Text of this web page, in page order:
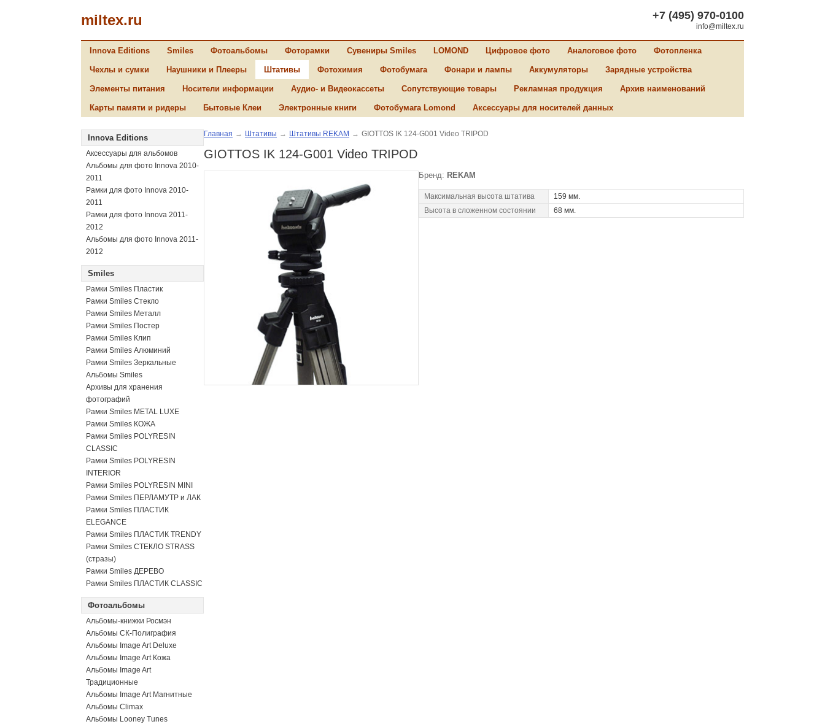
miltex.ru +7 (495) 970-0100
info@miltex.ru
Innova Editions Smiles Фотоальбомы Фоторамки Сувениры Smiles LOMOND Цифровое фото Аналоговое фото Фотопленка
Чехлы и сумки Наушники и Плееры Штативы Фотохимия Фотобумага Фонари и лампы Аккумуляторы Зарядные устройства
Элементы питания Носители информации Аудио- и Видеокассеты Сопутствующие товары Рекламная продукция Архив наименований
Карты памяти и ридеры Бытовые Клеи Электронные книги Фотобумага Lomond Аксессуары для носителей данных
Innova Editions
Аксессуары для альбомов
Альбомы для фото Innova 2010-
2011
Рамки для фото Innova 2010-
2011
Рамки для фото Innova 2011-
2012
Альбомы для фото Innova 2011-
2012
Smiles
Рамки Smiles Пластик
Рамки Smiles Стекло
Рамки Smiles Металл
Рамки Smiles Постер
Рамки Smiles Клип
Рамки Smiles Алюминий
Рамки Smiles Зеркальные
Альбомы Smiles
Архивы для хранения
фотографий
Рамки Smiles METAL LUXE
Рамки Smiles КОЖА
Рамки Smiles POLYRESIN
CLASSIC
Рамки Smiles POLYRESIN
INTERIOR
Рамки Smiles POLYRESIN MINI
Рамки Smiles ПЕРЛАМУТР и ЛАК
Рамки Smiles ПЛАСТИК
ELEGANCE
Рамки Smiles ПЛАСТИК TRENDY
Рамки Smiles СТЕКЛО STRASS
(стразы)
Рамки Smiles ДЕРЕВО
Рамки Smiles ПЛАСТИК CLASSIC
Фотоальбомы
Альбомы-книжки Росмэн
Альбомы СК-Полиграфия
Альбомы Image Art Deluxe
Альбомы Image Art Кожа
Альбомы Image Art
Традиционные
Альбомы Image Art Магнитные
Альбомы Climax
Альбомы Looney Tunes
Главная → Штативы → Штативы REKAM → GIOTTOS IK 124-G001 Video TRIPOD
GIOTTOS IK 124-G001 Video TRIPOD
Бренд: REKAM
Максимальная высота штатива
159 мм.
Высота в сложенном состоянии
68 мм.